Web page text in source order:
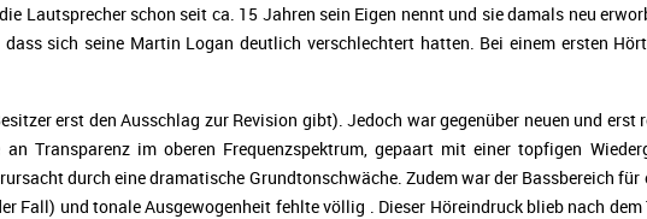
Lautsprecher schon seit ca. 15 Jahren sein Eigen nennt und sie damals neu
sich seine Martin Logan deutlich verschlechtert hatten. Bei einem ersten
erst den Ausschlag zur Revision gibt). Jedoch war gegenüber neuen und erst
Transparenz im oberen Frequenzspektrum, gepaart mit einer topfigen
durch eine dramatische Grundtonschwäche. Zudem war der Bassbereich
Fall) und tonale Ausgewogenheit fehlte völlig . Dieser Höreindruck blieb nach